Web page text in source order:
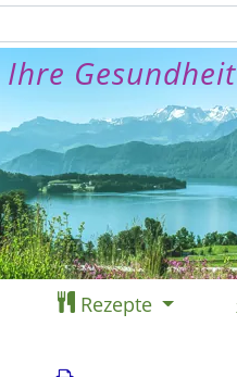
Gesundheit
Rezepte